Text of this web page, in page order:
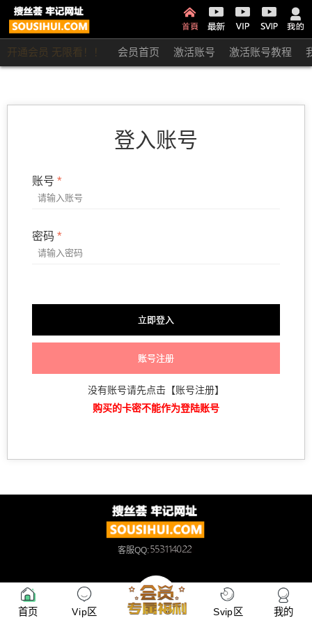
开通会员 无限看！！ 会员首页 激活账号 激活账号教程
登入账号
账号
密码
账号注册
没有账号请先点击【账号注册】
购买的卡密不能作为登陆账号
首页 Vip区 Svip区 我的
客服QQ: